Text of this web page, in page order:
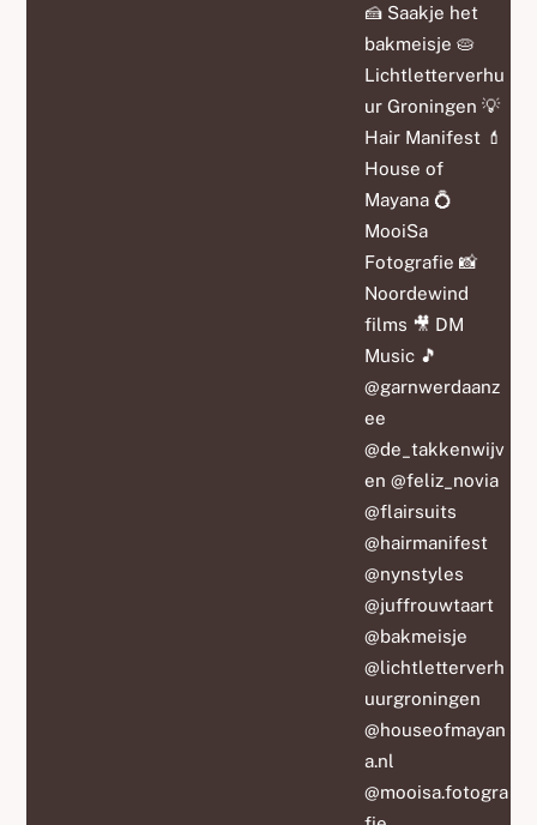
🍰 Saakje het
bakmeisje 🥧
Lichtletterverhu
ur Groningen 💡
Hair Manifest 💄
House of
Mayana 💍
MooiSa
Fotografie 📸
Noordewind
films 🎥 DM
Music 🎵
@garnwerdaanz
ee
@de_takkenwijv
en @feliz_novia
@flairsuits
@hairmanifest
@nynstyles
@juffrouwtaart
@bakmeisje
@lichtletterverh
uurgroningen
@houseofmayan
a.nl
@mooisa.fotogra